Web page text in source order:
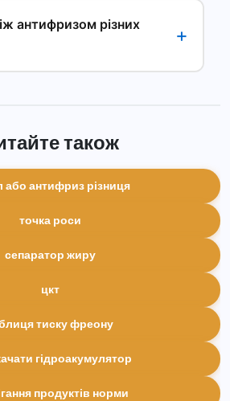
антифризом різних
також
або антифриз різниця
точка роси
сепаратор жиру
цкт
тиску фреону
гідроакумулятор
продуктів норми